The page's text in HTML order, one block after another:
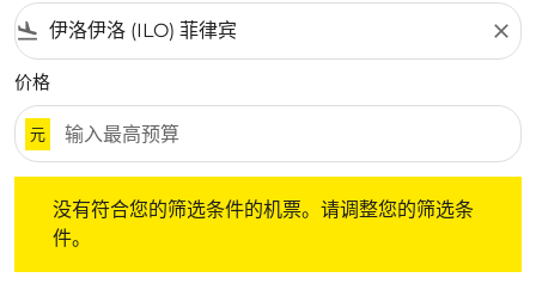
flight_land close
价格
元
没有符合您的筛选条件的机票。请调整您的筛选条
件。